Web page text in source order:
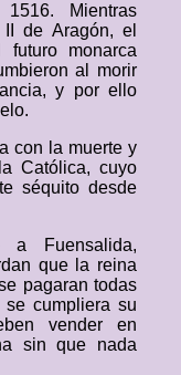
Mientras
de Aragón, el
monarca
al morir
y por ello
con la muerte y
Católica, cuyo
séquito desde
a Fuensalida,
que la reina
pagaran todas
cumpliera su
vender en
sin que nada